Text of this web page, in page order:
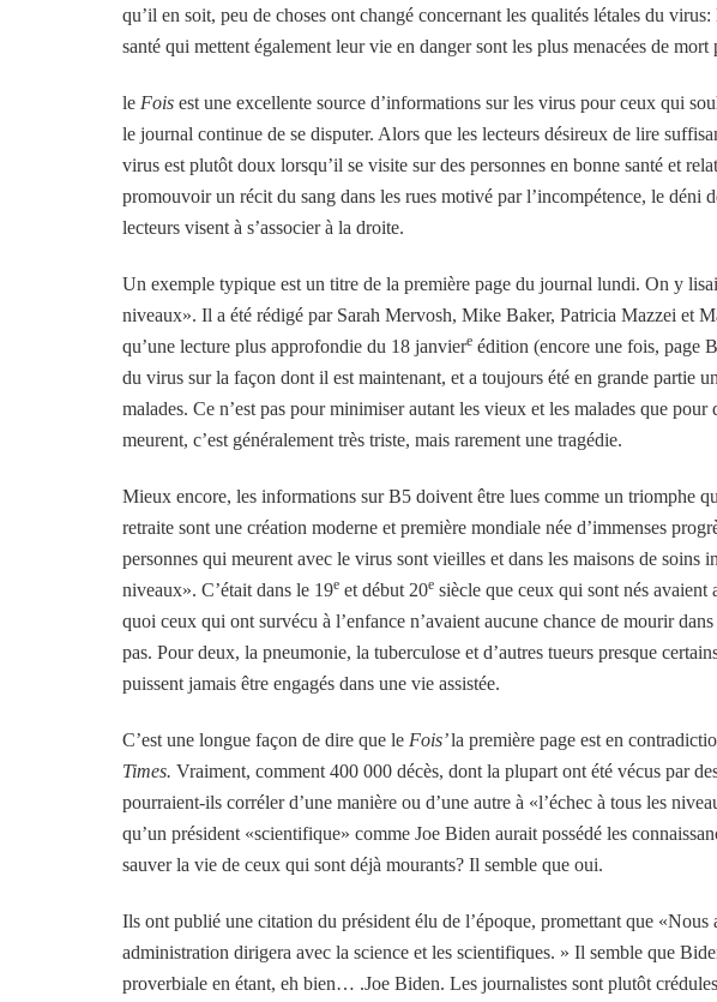
qu’il en soit, peu de choses ont changé concernant les qualités létales du
santé qui mettent également leur vie en danger sont les plus menacées de
le Fois est une excellente source d’informations sur les virus pour ceux qui
le journal continue de se disputer. Alors que les lecteurs désireux de lire
virus est plutôt doux lorsqu’il se visite sur des personnes en bonne santé et
promouvoir un récit du sang dans les rues motivé par l’incompétence, le déni
lecteurs visent à s’associer à la droite.
Un exemple typique est un titre de la première page du journal lundi. On y
niveaux». Il a été rédigé par Sarah Mervosh, Mike Baker, Patricia Mazzei et
qu’une lecture plus approfondie du 18 janviere édition (encore une fois, page
du virus sur la façon dont il est maintenant, et a toujours été en grande partie
malades. Ce n’est pas pour minimiser autant les vieux et les malades que
meurent, c’est généralement très triste, mais rarement une tragédie.
Mieux encore, les informations sur B5 doivent être lues comme un triomphe
retraite sont une création moderne et première mondiale née d’immenses
personnes qui meurent avec le virus sont vieilles et dans les maisons de soins
niveaux». C’était dans le 19e et début 20e siècle que ceux qui sont nés avaient
quoi ceux qui ont survécu à l’enfance n’avaient aucune chance de mourir
pas. Pour deux, la pneumonie, la tuberculose et d’autres tueurs presque
puissent jamais être engagés dans une vie assistée.
C’est une longue façon de dire que le Fois’la première page est en
Times. Vraiment, comment 400 000 décès, dont la plupart ont été vécus par
pourraient-ils corréler d’une manière ou d’une autre à «l’échec à tous les
qu’un président «scientifique» comme Joe Biden aurait possédé les
sauver la vie de ceux qui sont déjà mourants? Il semble que oui.
Ils ont publié une citation du président élu de l’époque, promettant que
administration dirigera avec la science et les scientifiques. » Il semble que
proverbiale en étant, eh bien… .Joe Biden. Les journalistes sont plutôt